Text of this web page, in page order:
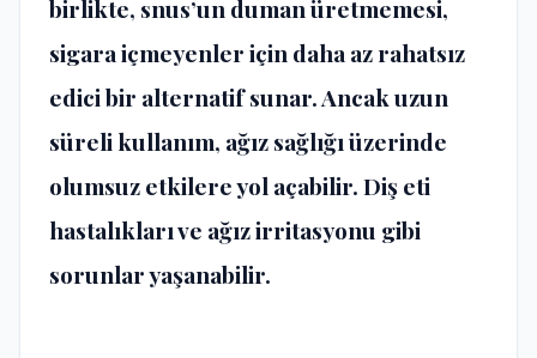
birlikte, snus’un duman üretmemesi,
sigara içmeyenler için daha az rahatsız
edici bir alternatif sunar. Ancak uzun
süreli kullanım, ağız sağlığı üzerinde
olumsuz etkilere yol açabilir. Diş eti
hastalıkları ve ağız irritasyonu gibi
sorunlar yaşanabilir.